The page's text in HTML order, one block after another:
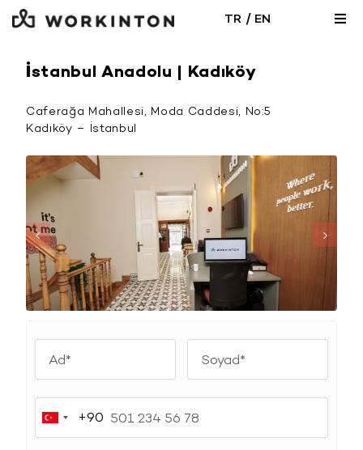
Skip
to
TR / EN
İstanbul Anadolu | Kadıköy
Caferağa Mahallesi, Moda Caddesi, No:5
Kadıköy – İstanbul
Turkey
+90
+90